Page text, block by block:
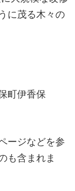
に茂る木々の
町伊香保
ージなどを参
も含まれま